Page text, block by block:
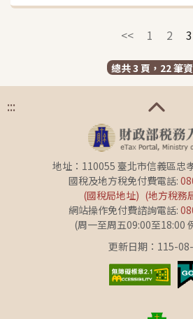
<< 1 2 3
總共 3 頁，22 筆
:::
地址：110055 臺北市信義區忠
國稅及地方稅免付費電話:
(國稅局地址) (地方稅務
網站操作免付費諮詢電話:
(周一至周五09:00至18:00
更新日期：115-